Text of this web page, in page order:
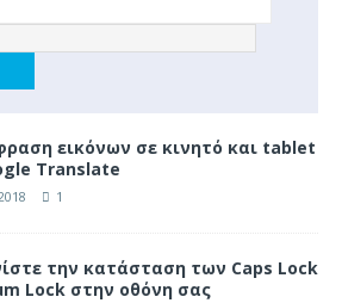
εικόνων σε κινητό και tablet
Translate
1
την κατάσταση των Caps Lock
Lock στην οθόνη σας